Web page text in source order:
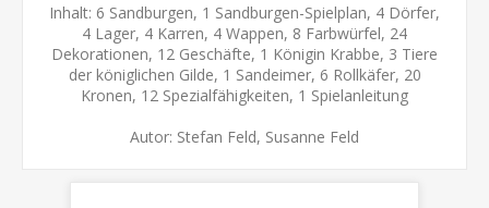
Inhalt: 6 Sandburgen, 1 Sandburgen-Spielplan, 4 Dörfer,
4 Lager, 4 Karren, 4 Wappen, 8 Farbwürfel, 24
Dekorationen, 12 Geschäfte, 1 Königin Krabbe, 3 Tiere
der königlichen Gilde, 1 Sandeimer, 6 Rollkäfer, 20
Kronen, 12 Spezialfähigkeiten, 1 Spielanleitung
Autor: Stefan Feld, Susanne Feld